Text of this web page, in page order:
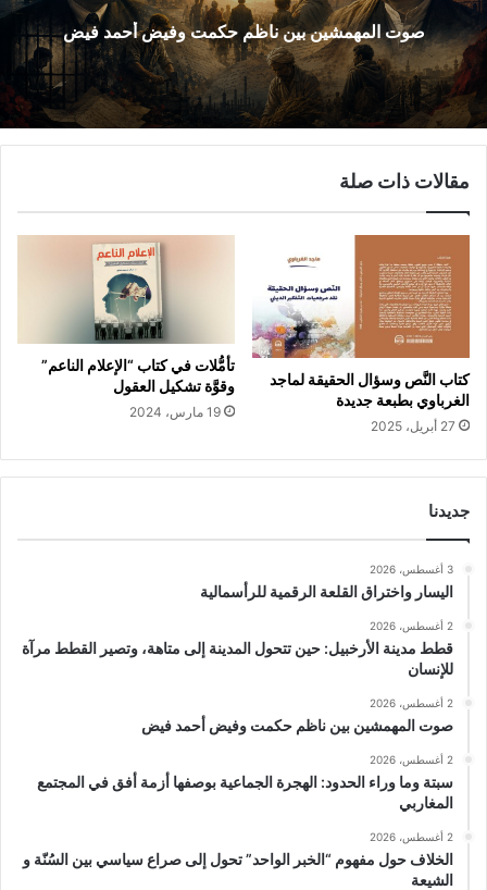
صوت المهمشين بين ناظم حكمت وفيض أحمد فيض
مقالات ذات صلة
كتاب النَّص وسؤال الحقيقة لماجد
الغرباوي بطبعة جديدة
27 أبريل، 2025
تأمُّلات في كتاب “الإعلام الناعم”
وقوَّة تشكيل العقول
19 مارس، 2024
جديدنا
3 أغسطس، 2026
اليسار واختراق القلعة الرقمية للرأسمالية
2 أغسطس، 2026
قطط مدينة الأرخبيل: حين تتحول المدينة إلى متاهة، وتصير القطط مرآة
للإنسان
2 أغسطس، 2026
صوت المهمشين بين ناظم حكمت وفيض أحمد فيض
2 أغسطس، 2026
سبتة وما وراء الحدود: الهجرة الجماعية بوصفها أزمة أفق في المجتمع
المغاربي
2 أغسطس، 2026
الخلاف حول مفهوم “الخبر الواحد” تحول إلى صراع سياسي بين السُنّة و
الشيعة